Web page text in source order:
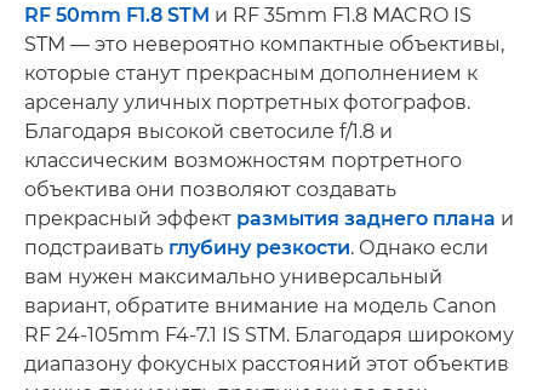
RF 50mm F1.8 STM и RF 35mm F1.8 MACRO IS
STM — это невероятно компактные объективы,
которые станут прекрасным дополнением к
арсеналу уличных портретных фотографов.
Благодаря высокой светосиле f/1.8 и
классическим возможностям портретного
объектива они позволяют создавать
прекрасный эффект размытия заднего плана и
подстраивать глубину резкости. Однако если
вам нужен максимально универсальный
вариант, обратите внимание на модель Canon
RF 24-105mm F4-7.1 IS STM. Благодаря широкому
диапазону фокусных расстояний этот объектив